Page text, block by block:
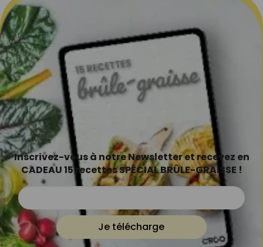
Inscrivez-vous à notre Newsletter et recevez en
CADEAU 15 recettes SPÉCIAL BRÛLE-GRAISSE !
Je télécharge